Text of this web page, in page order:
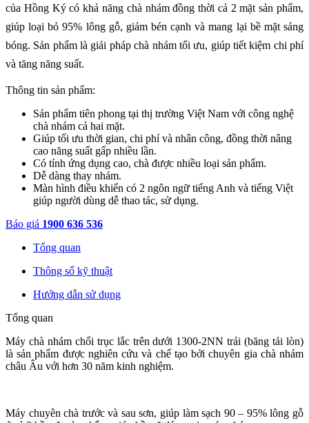
của Hồng Ký có khả năng chà nhám đồng thời cả 2 mặt sản phẩm,
giúp loại bỏ 95% lông gỗ, giảm bén cạnh và mang lại bề mặt sáng
bóng. Sản phẩm là giải pháp chà nhám tối ưu, giúp tiết kiệm chi phí
và tăng năng suất.
Thông tin sản phẩm:
Sản phẩm tiên phong tại thị trường Việt Nam với công nghệ
chà nhám cả hai mặt.
Giúp tối ưu thời gian, chi phí và nhân công, đồng thời nâng
cao năng suất gấp nhiều lần.
Có tính ứng dụng cao, chà được nhiều loại sản phẩm.
Dễ dàng thay nhám.
Màn hình điều khiển có 2 ngôn ngữ tiếng Anh và tiếng Việt
giúp người dùng dễ thao tác, sử dụng.
Báo giá 1900 636 536
Tổng quan
Thông số kỹ thuật
Hướng dẫn sử dụng
Tổng quan
Máy chà nhám chổi trục lắc trên dưới 1300-2NN trái (băng tải lòn)
là sản phẩm được nghiên cứu và chế tạo bởi chuyên gia chà nhám
châu Âu với hơn 30 năm kinh nghiệm.
Máy chuyên chà trước và sau sơn, giúp làm sạch 90 – 95% lông gỗ